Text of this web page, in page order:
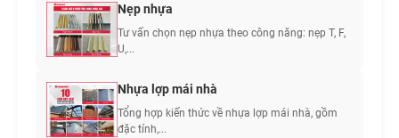
Nẹp nhựa
Tư vấn chọn nẹp nhựa theo công năng: nẹp T, F,
U,...
Nhựa lợp mái nhà
Tổng hợp kiến thức về nhựa lợp mái nhà, gồm
đặc tính,...